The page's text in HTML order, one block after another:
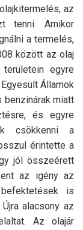
az
tenni. Amikor
a termelés,
között az olaj
egyre
Államok
benzinárak miatt
és egyre
csökkenni a
érintette a
jól összeérett
az igény az
is
alacsony az
Az olajár